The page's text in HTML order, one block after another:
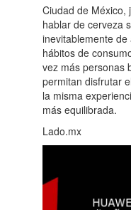
Ciudad de México,
hablar de cerveza
inevitablemente
hábitos de
vez más personas
permitan disfrutar
la misma
más equilibrada.
Lado.mx